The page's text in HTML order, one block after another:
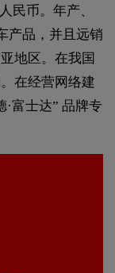
民币。年产、
产品，并且远销
地区。在我国
在经营网络建
富士达” 品牌专